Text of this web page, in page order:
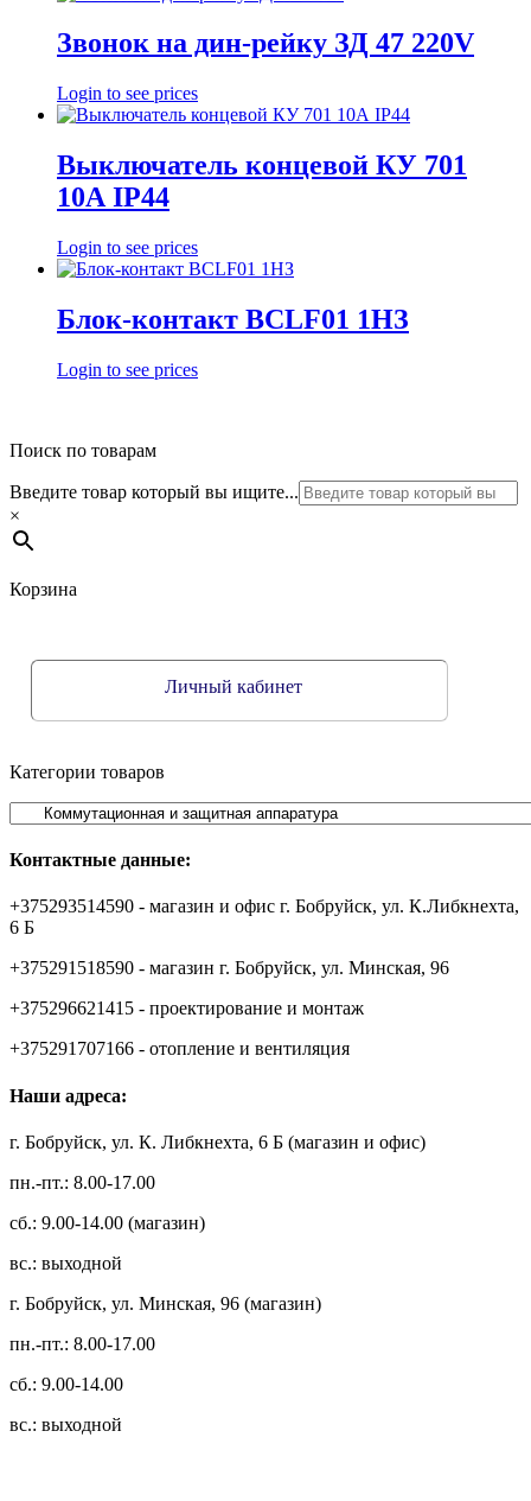
Звонок на дин-рейку ЗД 47 220V
Login to see prices
Выключатель концевой КУ 701
10А IP44
Login to see prices
Блок-контакт BCLF01 1HЗ
Login to see prices
Поиск по товарам
Введите товар который вы ищите...
×
Корзина
Личный кабинет
Категории товаров
Контактные данные:
+375293514590 - магазин и офис г. Бобруйск, ул. К.Либкнехта,
6 Б
+375291518590 - магазин г. Бобруйск, ул. Минская, 96
+375296621415 - проектирование и монтаж
+375291707166 - отопление и вентиляция
Наши адреса:
г. Бобруйск, ул. К. Либкнехта, 6 Б (магазин и офис)
пн.-пт.: 8.00-17.00
сб.: 9.00-14.00 (магазин)
вс.: выходной
г. Бобруйск, ул. Минская, 96 (магазин)
пн.-пт.: 8.00-17.00
сб.: 9.00-14.00
вс.: выходной